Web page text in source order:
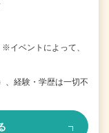
イベントによって、
、経験・学歴は一切不